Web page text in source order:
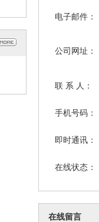
电子邮件：
公司网址：
联 系 人：
手机号码：
即时通讯：
在线状态：
在线留言